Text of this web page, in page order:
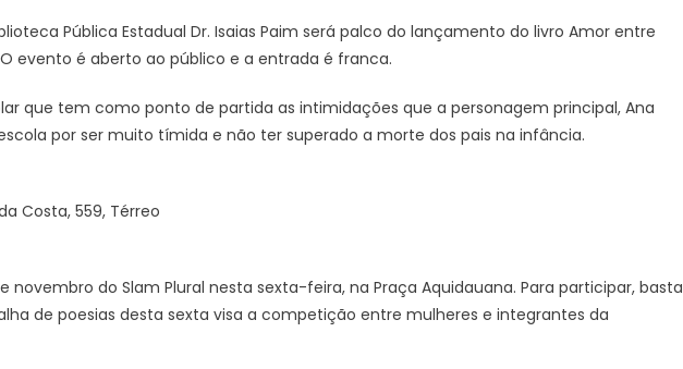
Pública Estadual Dr. Isaias Paim será palco do lançamento do livro Amor entre
evento é aberto ao público e a entrada é franca.
que tem como ponto de partida as intimidações que a personagem principal, Ana
por ser muito tímida e não ter superado a morte dos pais na infância.
Costa, 559, Térreo
novembro do Slam Plural nesta sexta-feira, na Praça Aquidauana. Para participar, basta
de poesias desta sexta visa a competição entre mulheres e integrantes da